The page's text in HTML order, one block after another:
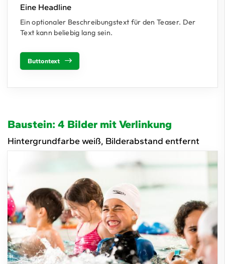
Eine Headline
Ein optionaler Beschreibungstext für den Teaser. Der
Text kann beliebig lang sein.
Buttontext
Baustein: 4 Bilder mit Verlinkung
Hintergrundfarbe weiß, Bilderabstand entfernt